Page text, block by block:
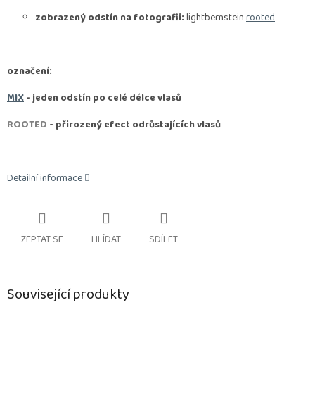
zobrazený odstín na fotografii:lightbernsteinrooted
označení:
MIX- jeden odstín po celé délce vlasů
ROOTED - přirozený efect odrůstajících vlasů
Detailní informace
ZEPTAT SE HLÍDAT SDÍLET
Související produkty